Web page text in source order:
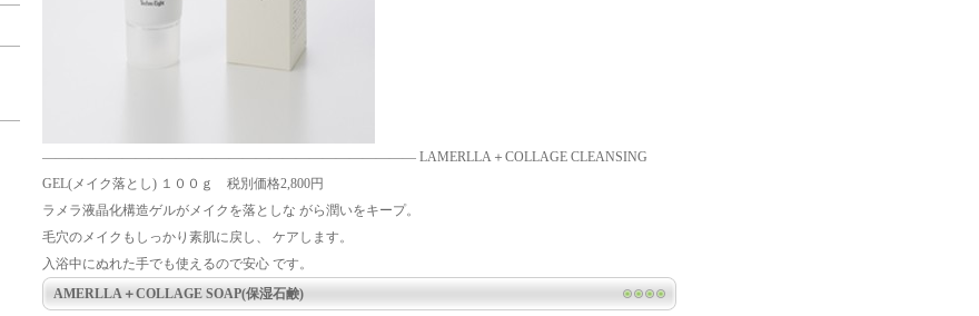
―――――――――――――――――――――――――――― LAMERLLA＋COLLAGE CLEANSING
GEL(メイク落とし) １００ｇ 税別価格2,800円
ラメラ液晶化構造ゲルがメイクを落としな がら潤いをキープ。
毛穴のメイクもしっかり素肌に戻し、 ケアします。
入浴中にぬれた手でも使えるので安心 です。
AMERLLA＋COLLAGE SOAP(保湿石鹸)